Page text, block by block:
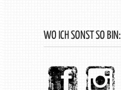
WO ICH SONST SO BIN: